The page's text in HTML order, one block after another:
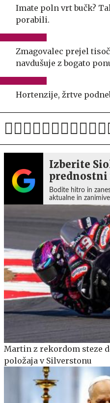
Imate poln vrt bučk?
porabili.
Zmagovalec prejel
navdušuje z bogato
Hortenzije, žrtve
Izberite
prednostni
Bodite hitro in
aktualne in
Martin z rekordom steze
položaja v Silverstonu